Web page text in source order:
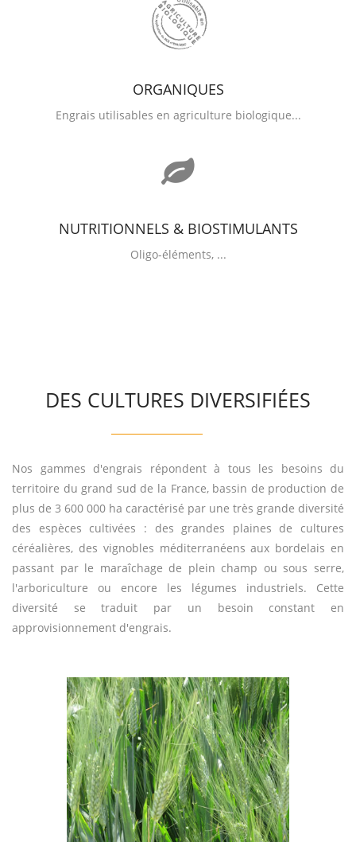
ORGANIQUES
Engrais utilisables en agriculture biologique...
NUTRITIONNELS & BIOSTIMULANTS
Oligo-éléments, ...
DES CULTURES DIVERSIFIÉES
Nos gammes d'engrais répondent à tous les besoins du
territoire du grand sud de la France, bassin de production de
plus de 3 600 000 ha caractérisé par une très grande diversité
des espèces cultivées : des grandes plaines de cultures
céréalières, des vignobles méditerranéens aux bordelais en
passant par le maraîchage de plein champ ou sous serre,
l'arboriculture ou encore les légumes industriels. Cette
diversité se traduit par un besoin constant en
approvisionnement d'engrais.